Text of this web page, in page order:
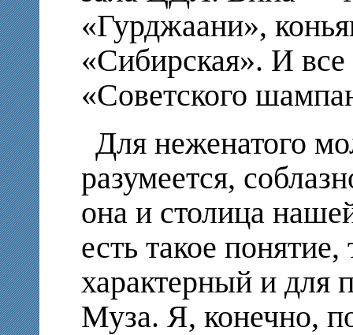
«Гурджаани»,
«Сибирская». И
«Советского
Для неженатого
разумеется,
она и столица
есть такое
характерный и для
Муза. Я, конечно,